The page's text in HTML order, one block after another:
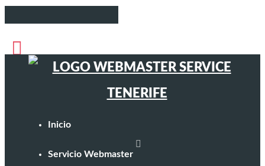
Inicio
Servicio Webmaster